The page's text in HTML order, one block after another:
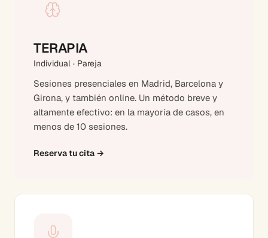
TERAPIA
Individual · Pareja
Sesiones presenciales en Madrid, Barcelona y
Girona, y también online. Un método breve y
altamente efectivo: en la mayoría de casos, en
menos de 10 sesiones.
Reserva tu cita →